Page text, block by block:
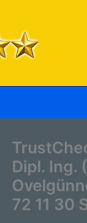
Dipl. Ing.
72 11 30